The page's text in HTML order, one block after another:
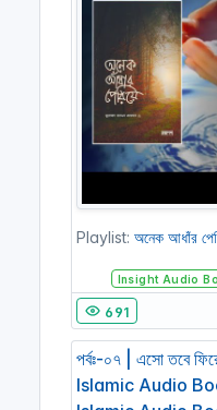
Playlist: অনেক আধাঁর
Insight Audio
691
পর্বঃ-০৭ | এসো তবে
Islamic Audio